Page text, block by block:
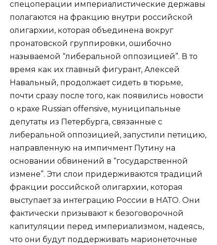
спецоперации империалистические державы
полагаются на фракцию внутри российской
олигархии, которая объединена вокруг
пронатовской группировки, ошибочно
называемой “либеральной оппозицией”. В то
время как их главный фигурант, Алексей
Навальный, продолжает сидеть в тюрьме,
почти сразу после того, как появились новости
о крахе Russian offensive, муниципальные
депутаты из Петербурга, связанные с
либеральной оппозицией, запустили петицию,
направленную на импичмент Путину на
основании обвинений в “государственной
измене”. Эти слои придерживаются традиций
фракции российской олигархии, которая
выступает за интеграцию России в НАТО. Они
фактически призывают к безоговорочной
капитуляции перед империализмом, надеясь,
что они будут поддерживать марионеточные